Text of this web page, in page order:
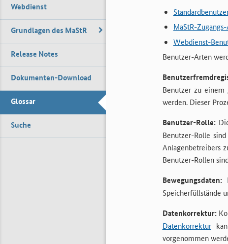
Webdienst
Grundlagen des MaStR
Release Notes
Dokumenten-Download
Glossar
Suche
MaStR-
Webdienst-
Benutzer-Arten
Benutzer zu einem
werden. Dieser
Benutzer-Rolle:
Benutzer-Rolle
Anlagenbetreibers
Benutzer-Rollen
Bewegungsdaten:
Speicherfüllstände
Datenkorrektur:
Datenkorrektur
vorgenommen